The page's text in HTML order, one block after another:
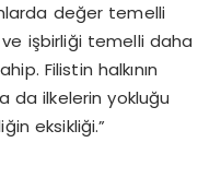
değer temelli
işbirliği temelli daha
Filistin halkının
da ilkelerin yokluğu
eksikliği.”